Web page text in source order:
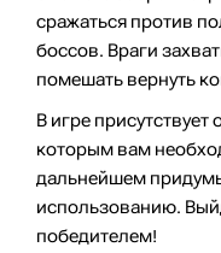
сражаться против
боссов. Враги
помешать вернуть
В игре
которым вам
дальнейшем
использованию.
победителем!